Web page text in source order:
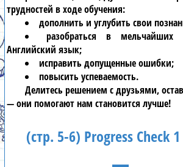
трудностей в ходе обучения:
дополнить и углубить свои
разобраться в мельчайших
Английский язык;
исправить допущенные ошибки;
повысить успеваемость.
Делитесь решением с друзьями,
— они помогают нам становится лучше!
(стр. 5-6) Progress Check